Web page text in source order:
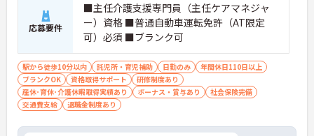
応募要件
■主任介護支援専門員（主任ケアマネジャ
ー）資格 ■普通自動車運転免許（AT限定
可）必須 ■ブランク可
駅から徒歩10分以内 託児所・育児補助 日勤のみ
年間休日110日以上
ブランクOK
資格取得サポート
研修制度あり
産休･育休･介護休暇取得実績あり
ボーナス・賞与あり
社会保険完備
交通費支給
退職金制度あり